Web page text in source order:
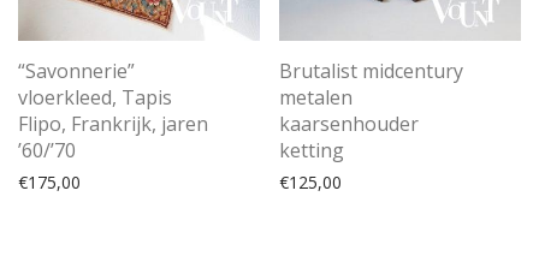
“Savonnerie”
vloerkleed, Tapis
Flipo, Frankrijk, jaren
’60/’70
€175,00
Brutalist midcentury
metalen
kaarsenhouder
ketting
€125,00